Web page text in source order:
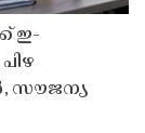
ഇ-
സൗജന്യ